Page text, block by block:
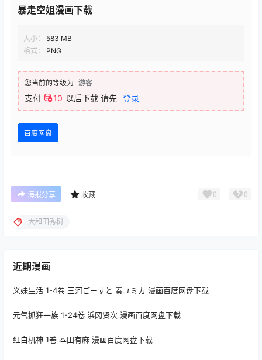
暴走空姐漫画下载
大小：
583 MB
格式：
PNG
您当前的等级为 游客
支付 10 以后下载 请先 登录
百度网盘
海报分享 收藏 0 0
大和田秀树
近期漫画
义妹生活 1-4卷 三河ごーすと 奏ユミカ 漫画百度网盘下载
元气抓狂一族 1-24卷 浜冈贤次 漫画百度网盘下载
红白机神 1卷 本田有麻 漫画百度网盘下载